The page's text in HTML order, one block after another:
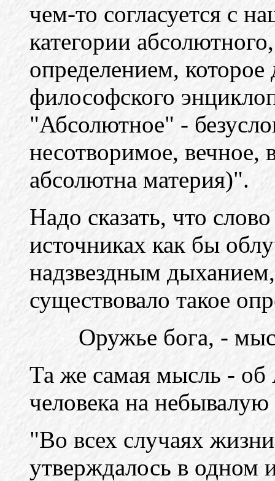
чем-то согласуется с
категории
определением,
философского
"Абсолютное" -
несотворимое, вечное,
абсолютна материя)".
Надо сказать, что
источниках как бы
надзвездным
существовало такое
Оружье бога, -
Та же самая мысль -
человека на небывалую
"Во всех случаях
утверждалось в одном